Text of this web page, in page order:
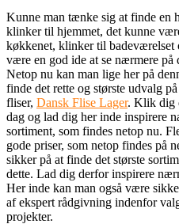
Kunne man tænke sig at finde en
klinker til hjemmet, det kunne
køkkenet, klinker til badeværelset
være en god ide at se nærmere på
Netop nu kan man lige her på
finde det rette og største udvalg
fliser, Dansk Flise Lager. Klik dig
dag og lad dig her inde inspirere
sortiment, som findes netop nu.
gode priser, som netop findes på
sikker på at finde det største
dette. Lad dig derfor inspirere
Her inde kan man også være
af ekspert rådgivning indenfor
projekter.